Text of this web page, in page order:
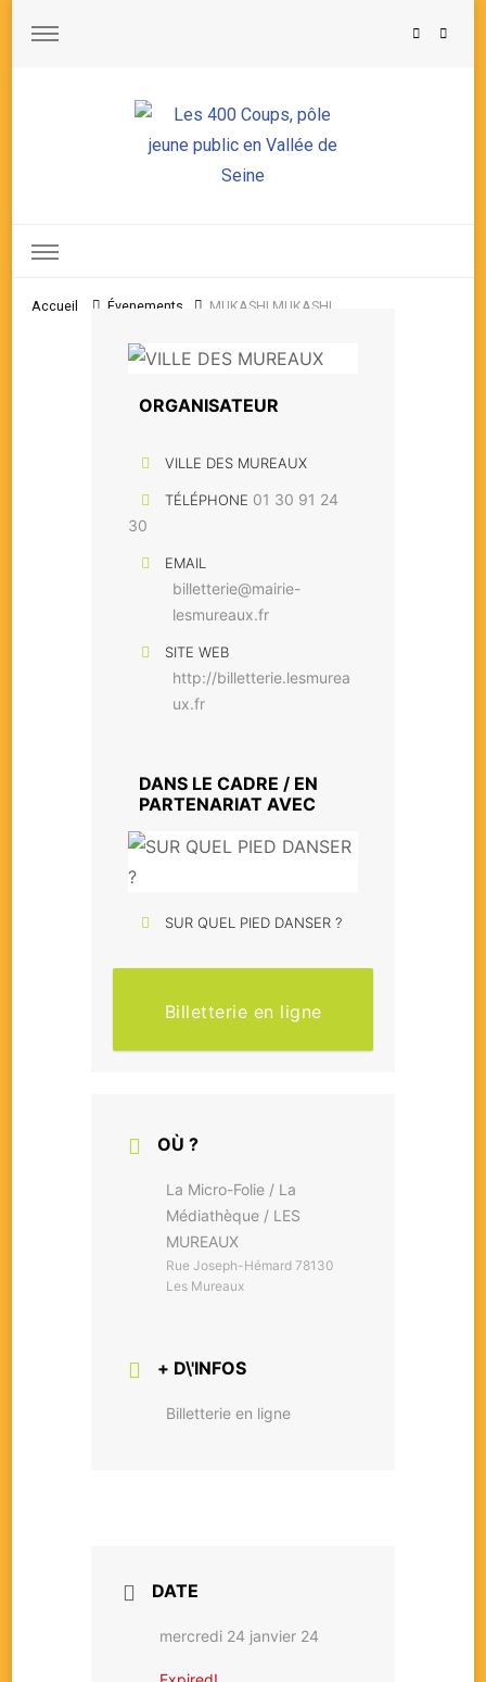
Accueil Évenements MUKASHI MUKASHI
ORGANISATEUR
VILLE DES MUREAUX
TÉLÉPHONE 01 30 91 24
30
EMAIL
billetterie@mairie-
lesmureaux.fr
SITE WEB
http://billetterie.lesmurea
ux.fr
DANS LE CADRE / EN
PARTENARIAT AVEC
SUR QUEL PIED DANSER ?
Billetterie en ligne
OÙ ?
La Micro-Folie / La
Médiathèque / LES
MUREAUX
Rue Joseph-Hémard 78130
Les Mureaux
+ D\'INFOS
Billetterie en ligne
DATE
mercredi 24 janvier 24